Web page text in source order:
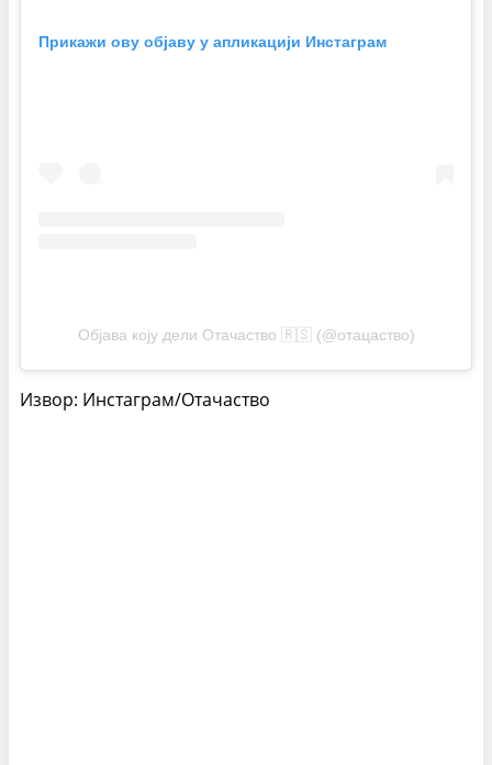
Прикажи ову објаву у апликацији Инстаграм
Објава коју дели Отачаство 🇷🇸 (@отацаство)
Извор: Инстаграм/Отачаство